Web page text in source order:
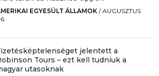
EGYESÜLT ÁLLAMOK /AUGUSZTUS
jelentett a
Tours – ezt kell tudniuk a
utasoknak